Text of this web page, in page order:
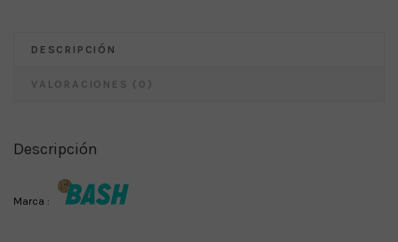
DESCRIPCIÓN
VALORACIONES (0)
Descripción
Marca :